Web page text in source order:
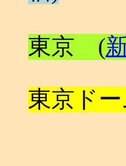
東京 (
東京ド